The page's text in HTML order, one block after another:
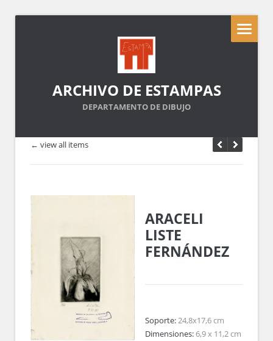
ARCHIVO DE ESTAMPAS
DEPARTAMENTO DE DIBUJO
← view all items
ARACELI
LISTE
FERNÁNDEZ
Soporte:24,8x17,6 cm
Dimensiones:6,9 x 11,2 cm